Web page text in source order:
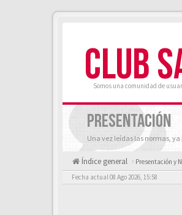
CLUB
Somos una comunidad de
PRESENTACIÓN
Una vez leídas las normas,
Índice general Presentación y
Fecha actual 08 Ago 2026, 15:58